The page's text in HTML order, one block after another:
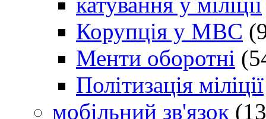
Корупція у МВС
Менти оборотні
Політизація міліції
мобільний зв'язок